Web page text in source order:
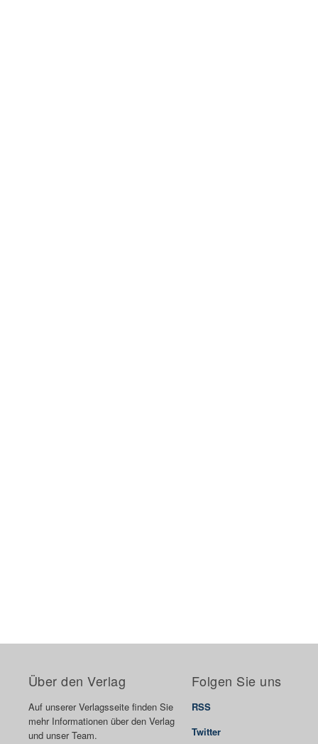
Über den Verlag
Auf unserer Verlagsseite finden Sie
mehr Informationen über den Verlag
und unser Team.
Folgen Sie uns
RSS
Twitter